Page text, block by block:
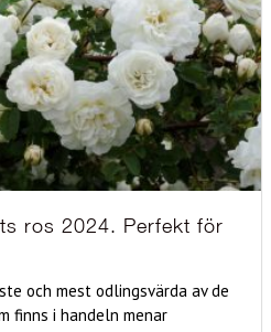
ros 2024. Perfekt för
och mest odlingsvärda av de
finns i handeln menar